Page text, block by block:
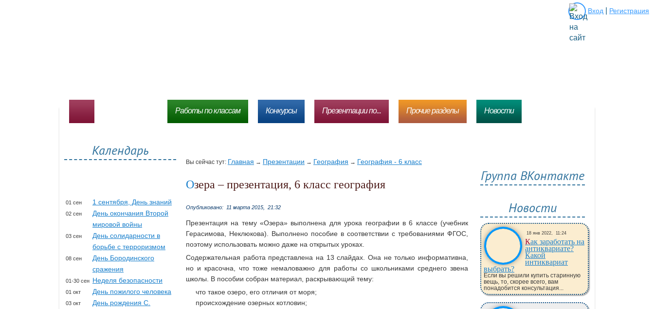
Работы по классам Конкурсы Презентации по... Прочие разделы Новости
Вход Регистрация
Вы сейчас тут: Главная → Презентации → География → География - 6 класс
Озера – презентация, 6 класс география
Опубликовано: 11 марта 2015, 21:32
Презентация на тему «Озера» выполнена для урока географии в 6 классе (учебник
Герасимова, Неклюкова). Выполнено пособие в соответствии с требованиями ФГОС,
поэтому использовать можно даже на открытых уроках.
Содержательная работа представлена на 13 слайдах. Она не только информативна,
но и красочна, что тоже немаловажно для работы со школьниками среднего звена
школы. В пособии собран материал, раскрывающий тему:
что такое озеро, его отличия от моря;
происхождение озерных котловин;
Группа ВКонтакте
Новости
18 янв 2022, 11:24
Как заработать на
антиквариате?
Какой
интиквариат
выбрать?
Если вы решили купить старинную
вещь, то, скорее всего, вам
понадобится консультация...
Календарь
01 сен 1 сентября, День знаний
02 сен
День окончания Второй
мировой войны
03 сен
День солидарности в
борьбе с терроризмом
08 сен
День Бородинского
сражения
01-30 сен Неделя безопасности
01 окт День пожилого человека
03 окт
День рождения С.